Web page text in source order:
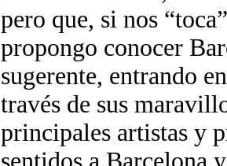
pero que, si nos
propongo conocer
sugerente, entrando
través de sus
principales artistas y